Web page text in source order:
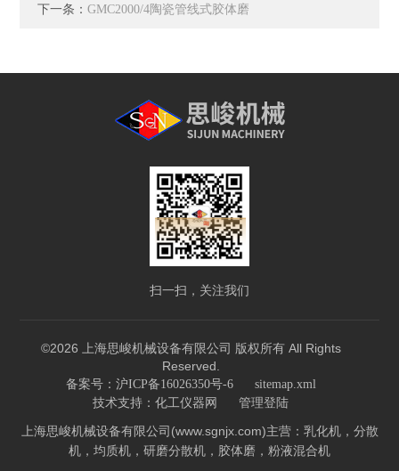
下一条：GMC2000/4陶瓷管线式胶体磨
扫一扫，关注我们
©2026 上海思峻机械设备有限公司 版权所有 All Rights
Reserved.
备案号：沪ICP备16026350号-6 sitemap.xml
技术支持： 化工仪器网 管理登陆
上海思峻机械设备有限公司(www.sgnjx.com)主营：乳化机，分散
机，均质机，研磨分散机，胶体磨，粉液混合机